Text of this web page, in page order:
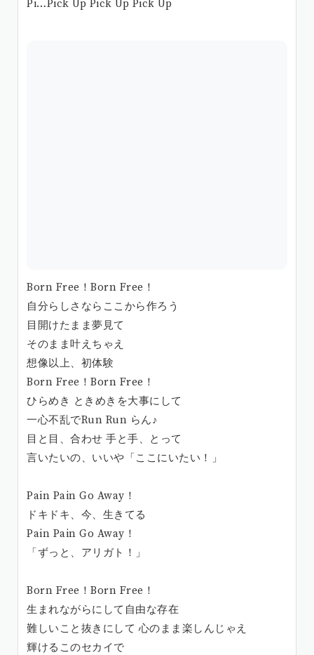
Pi…Pick Up Pick Up Pick Up
Born Free！Born Free！
自分らしさならここから作ろう
目開けたまま夢見て
そのまま叶えちゃえ
想像以上、初体験
Born Free！Born Free！
ひらめき ときめきを大事にして
一心不乱でRun Run らん♪
目と目、合わせ 手と手、とって
言いたいの、いいや「ここにいたい！」
Pain Pain Go Away！
ドキドキ、今、生きてる
Pain Pain Go Away！
「ずっと、アリガト！」
Born Free！Born Free！
生まれながらにして自由な存在
難しいこと抜きにして 心のまま楽しんじゃえ
輝けるこのセカイで